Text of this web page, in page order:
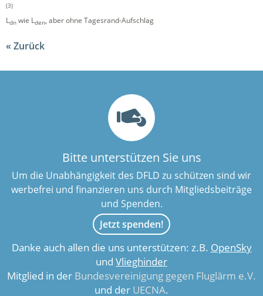
(3)
Ldn wie Lden, aber ohne Tagesrand-Aufschlag
Zurück
Bitte unterstützen Sie uns
Um die Unabhängigkeit des DFLD zu schützen sind wir
werbefrei und finanzieren uns durch Mitgliedsbeiträge
und Spenden.
Jetzt spenden!
Danke auch allen die uns unterstützen: z.B. OpenSky
und Vlieghinder
Mitglied in der Bundesvereinigung gegen Fluglärm e.V.
und der UECNA.